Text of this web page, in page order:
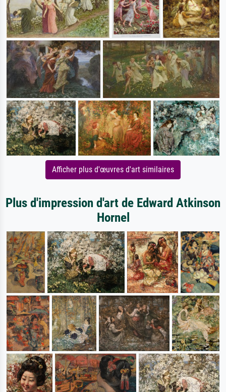
Afficher plus d'œuvres d'art similaires
Plus d'impression d'art de Edward Atkinson
Hornel